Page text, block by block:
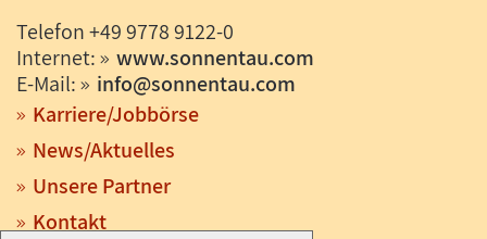
Telefon +49 9778 9122-0
Internet:
www.sonnentau.com
E-Mail:
info@sonnentau.com
Karriere/Jobbörse
News/Aktuelles
Unsere Partner
Kontakt